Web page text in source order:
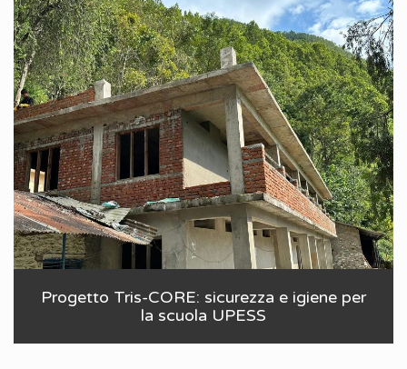
Progetto Tris-CORE: sicurezza e igiene per
la scuola UPESS